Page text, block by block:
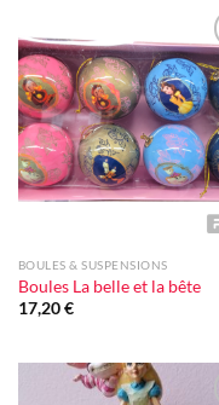
à
BOULES & SUSPENSIONS
Boules La belle et la bête
17,20€